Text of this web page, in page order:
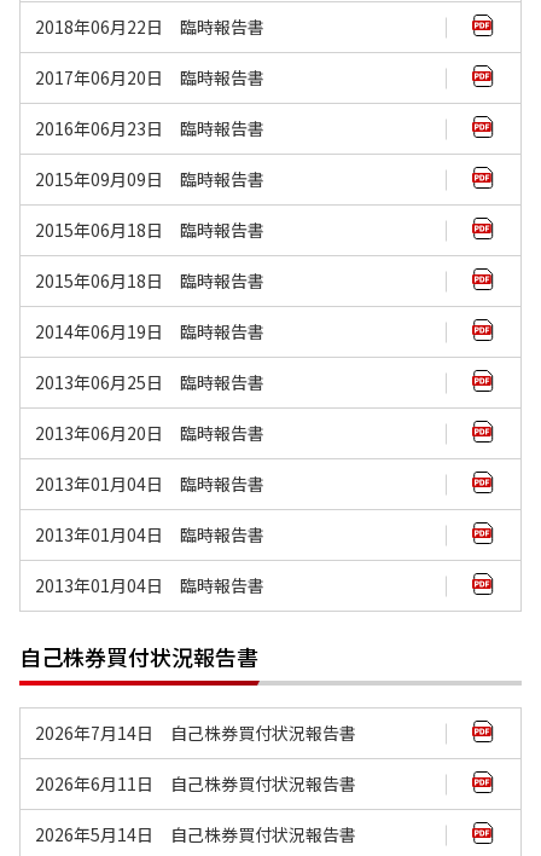
2018年06月22日 臨時報告書
2017年06月20日 臨時報告書
2016年06月23日 臨時報告書
2015年09月09日 臨時報告書
2015年06月18日 臨時報告書
2015年06月18日 臨時報告書
2014年06月19日 臨時報告書
2013年06月25日 臨時報告書
2013年06月20日 臨時報告書
2013年01月04日 臨時報告書
2013年01月04日 臨時報告書
2013年01月04日 臨時報告書
自己株券買付状況報告書
2026年7月14日 自己株券買付状況報告書
2026年6月11日 自己株券買付状況報告書
2026年5月14日 自己株券買付状況報告書